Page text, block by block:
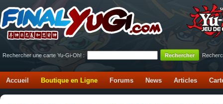
Rechercher une carte Yu-Gi-Oh! :
Accueil Boutique en Ligne Forums News Articles